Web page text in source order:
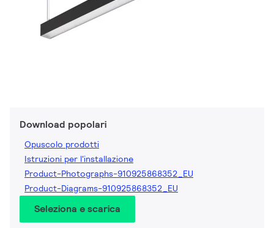
Download popolari
Opuscolo prodotti
Istruzioni per l'installazione
Product-Photographs-910925868352_EU
Product-Diagrams-910925868352_EU
Seleziona e scarica